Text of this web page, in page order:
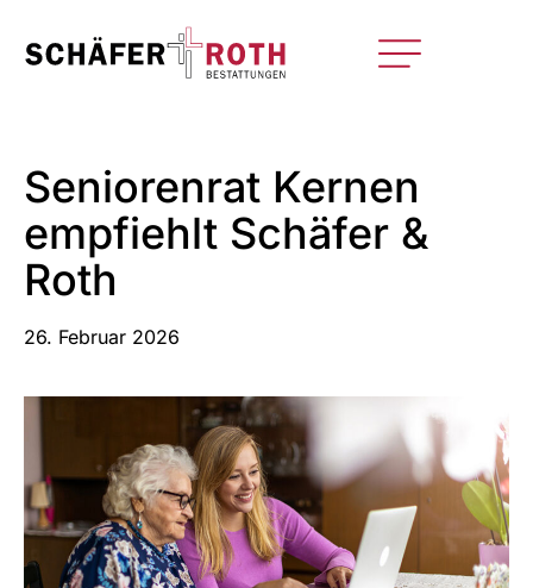
Seniorenrat Kernen
empfiehlt Schäfer &
Roth
26. Februar 2026